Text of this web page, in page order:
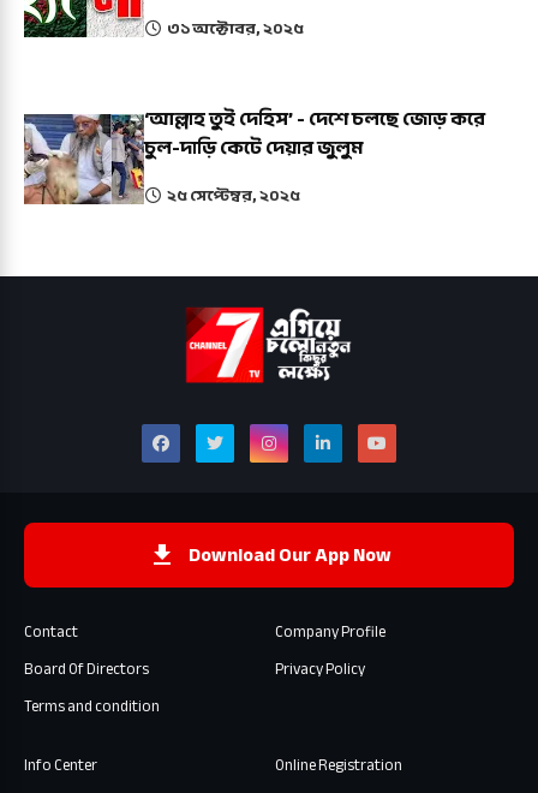
৩১ অক্টোবর, ২০২৫
‘আল্লাহ তুই দেহিস’ - দেশে চলছে জোড় করে
চুল-দাড়ি কেটে দেয়ার জুলুম
২৫ সেপ্টেম্বর, ২০২৫
Download Our App Now
Contact
Company Profile
Board Of Directors
Privacy Policy
Terms and condition
Info Center
Online Registration